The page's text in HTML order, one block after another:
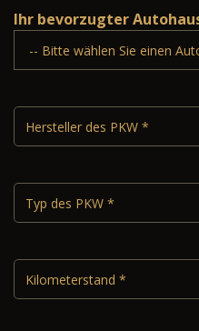
Ihr bevorzugter